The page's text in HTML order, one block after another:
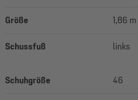
Größe 1,86 m
Schussfuß links
Schuhgröße 46